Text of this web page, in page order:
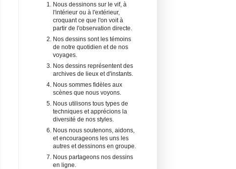
Nous dessinons sur le vif, à
l'intérieur ou à l'extérieur,
croquant ce que l'on voit à
partir de l'observation directe.
Nos dessins sont les témoins
de notre quotidien et de nos
voyages.
Nos dessins représentent des
archives de lieux et d'instants.
Nous sommes fidèles aux
scènes que nous voyons.
Nous utilisons tous types de
techniques et apprécions la
diversité de nos styles.
Nous nous soutenons, aidons,
et encourageons les uns les
autres et dessinons en groupe.
Nous partageons nos dessins
en ligne.